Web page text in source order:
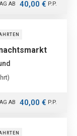
AB 40,00 € P.P.
AB 40,00 € P.P.